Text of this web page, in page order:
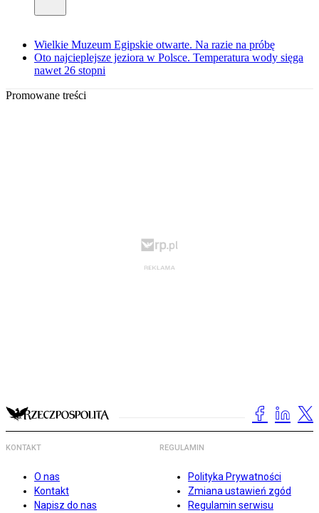
Wielkie Muzeum Egipskie otwarte. Na razie na próbę
Oto najcieplejsze jeziora w Polsce. Temperatura wody sięga
nawet 26 stopni
Promowane treści
KONTAKT
O nas
Kontakt
Napisz do nas
REGULAMIN
Polityka Prywatności
Zmiana ustawień zgód
Regulamin serwisu